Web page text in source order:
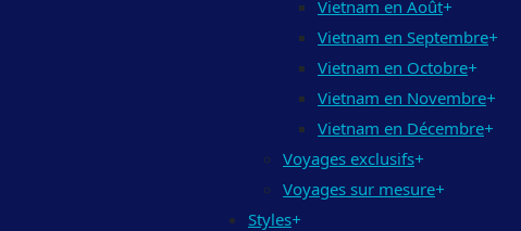
Vietnam en Août+
Vietnam en Septembre+
Vietnam en Octobre+
Vietnam en Novembre+
Vietnam en Décembre+
Voyages exclusifs+
Voyages sur mesure+
Styles+